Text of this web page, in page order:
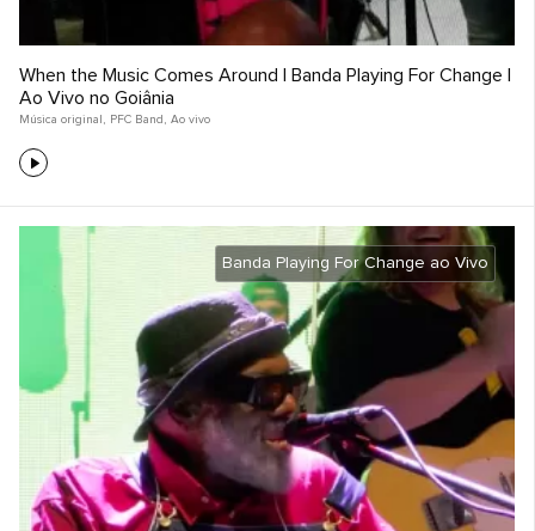
When the Music Comes Around | Banda Playing For Change |
Ao Vivo no Goiânia
Música original , PFC Band , Ao vivo
Banda Playing For Change ao Vivo